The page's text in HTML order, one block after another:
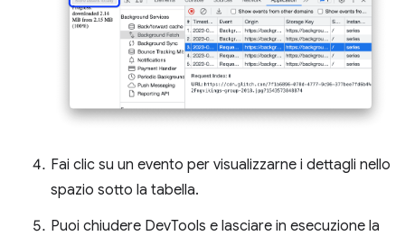
Fai clic su un evento per visualizzarne i dettagli nello
spazio sotto la tabella.
Puoi chiudere DevTools e lasciare in esecuzione la